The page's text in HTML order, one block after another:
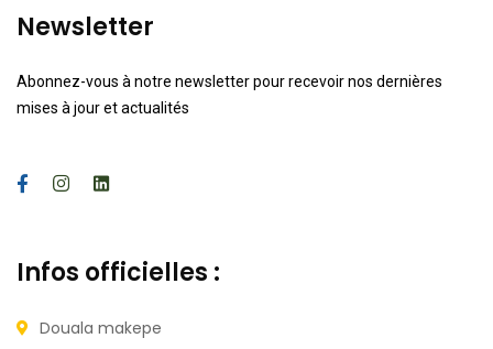
Newsletter
Abonnez-vous à notre newsletter pour recevoir nos dernières
mises à jour et actualités
Infos officielles :
Douala makepe